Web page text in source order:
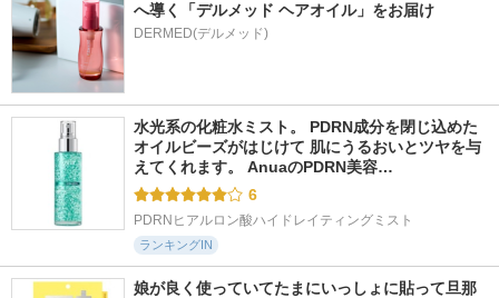
へ導く「デルメッド ヘアオイル」をお届け
DERMED(デルメッド)
水光系の化粧水ミスト。 PDRN成分を閉じ込めた
オイルビーズがはじけて 肌にうるおいとツヤを与
えてくれます。 AnuaのPDRN美容…
6
PDRNヒアルロン酸ハイドレイティングミスト
ランキングIN
娘が良く使っていてたまにいっしょに貼って旦那